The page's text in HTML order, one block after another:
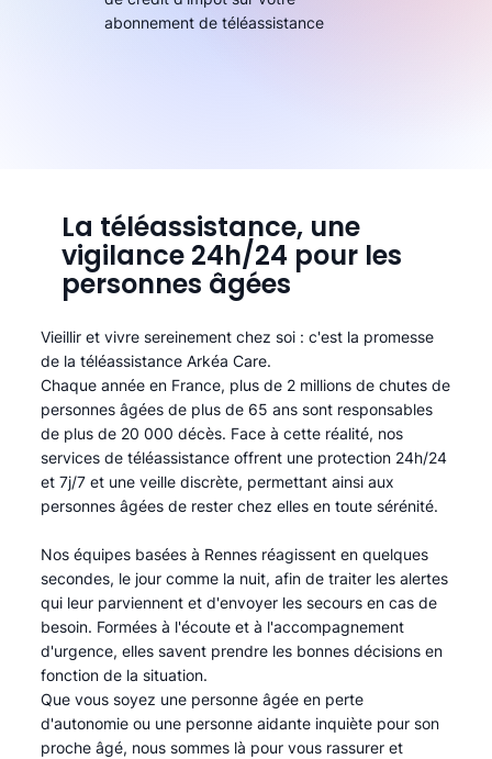
abonnement de téléassistance
La téléassistance, une
vigilance 24h/24 pour les
personnes âgées
Vieillir et vivre sereinement chez soi : c'est la promesse
de la téléassistance Arkéa Care.
Chaque année en France, plus de 2 millions de chutes de
personnes âgées de plus de 65 ans sont responsables
de plus de 20 000 décès. Face à cette réalité, nos
services de téléassistance offrent une protection 24h/24
et 7j/7 et une veille discrète, permettant ainsi aux
personnes âgées de rester chez elles en toute sérénité.​
Nos équipes basées à Rennes réagissent en quelques
secondes, le jour comme la nuit, afin de traiter les alertes
qui leur parviennent et d'envoyer les secours en cas de
besoin. Formées à l'écoute et à l'accompagnement
d'urgence, elles savent prendre les bonnes décisions en
fonction de la situation.
Que vous soyez une personne âgée en perte
d'autonomie ou une personne aidante inquiète pour son
proche âgé, nous sommes là pour vous rassurer et